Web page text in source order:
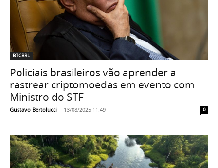
BTCBRL
Policiais brasileiros vão aprender a
rastrear criptomoedas em evento com
Ministro do STF
Gustavo Bertolucci - 13/08/2025 11:49 0